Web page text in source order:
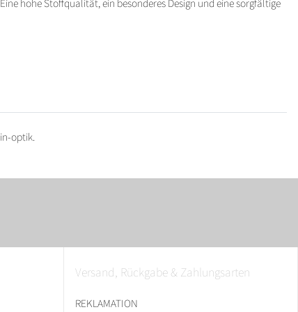
optik.
Versand, Rückgabe & Zahlungsarten
REKLAMATION